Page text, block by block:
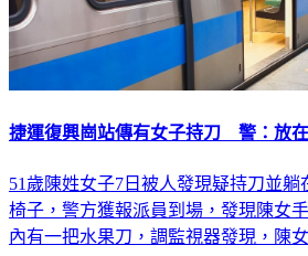
捷運復興崗站傳有女子持刀 警：放
51歲陳姓女子7日被人發現疑持刀並
椅子，警方獲報派員到場，發現陳女
內有一把水果刀，調監視器發現，陳